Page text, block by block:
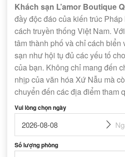
Khách sạn L’amor Boutique
đầy độc đáo của kiến trúc
cách truyền thống Việt Nam.
tâm thành phố và chỉ cách biển
sạn như hội tụ đủ các yếu tố
của bạn. Không chỉ mang đến
nhịp của văn hóa Xứ Nẫu mà
chuyển đến các địa điểm tham
Vui lòng chọn ngày
Số lượng phòng